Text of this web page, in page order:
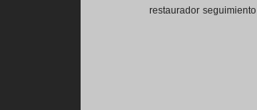
restaurador seguimiento